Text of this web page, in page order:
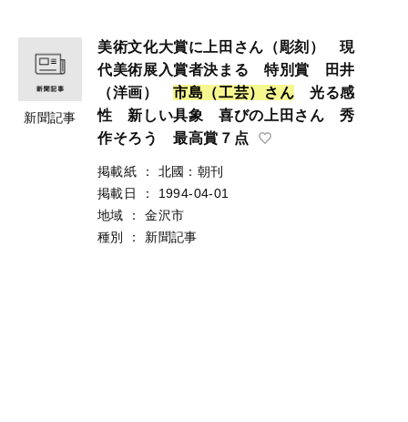
新聞記事
美術文化大賞に上田さん（彫刻） 現
代美術展入賞者決まる 特別賞 田井
（洋画）市島 （工芸） さ ん 光る感
性 新しい具象 喜びの上田さん 秀
作そろう 最高賞７点
掲載紙 ：
北國：朝刊
掲載日
：
1994-04-01
地域
：
金沢市
種別
： 新聞記事